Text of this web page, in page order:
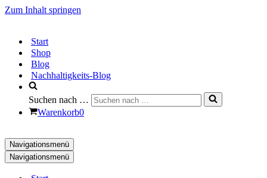
Zum Inhalt springen
Start
Shop
Blog
Nachhaltigkeits-Blog
Suchen nach …
Warenkorb0
Navigationsmenü
Navigationsmenü